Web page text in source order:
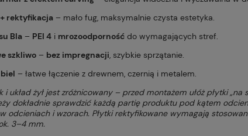
rektyfikacja – mało fug, maksymalnie czysta estetyka.
BIa – PEI 4 i mrozoodporność do wymagających stref.
szkliwo – bez impregnacji, szybkie sprzątanie.
– łatwe łączenie z drewnem, czernią i metalem.
i układ żył jest zróżnicowany – przed montażem ułóż płytki
dokładnie sprawdzić każdą partię produktu pod kątem
odcieniach i wzorach. Płytki rektyfikowane wymagają
3–4 mm.